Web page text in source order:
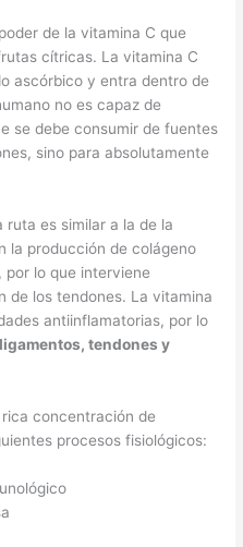
de la vitamina C que
cítricas. La vitamina C
ascórbico y entra dentro de
no es capaz de
se debe consumir de fuentes
sino para absolutamente
ruta es similar a la de la
la producción de colágeno
por lo que interviene
de los tendones. La vitamina
antiinflamatorias, por lo
tendones y
concentración de
procesos fisiológicos: